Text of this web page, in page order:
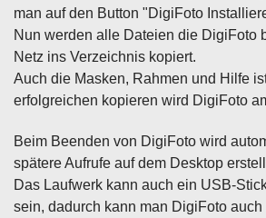
man auf den Button "DigiFoto
Nun werden alle Dateien die DigiFoto
Netz ins Verzeichnis kopiert.
Auch die Masken, Rahmen und Hilfe
erfolgreichen kopieren wird DigiFoto
Beim Beenden von DigiFoto wird
spätere Aufrufe auf dem Desktop
Das Laufwerk kann auch ein USB-
sein, dadurch kann man DigiFoto auch